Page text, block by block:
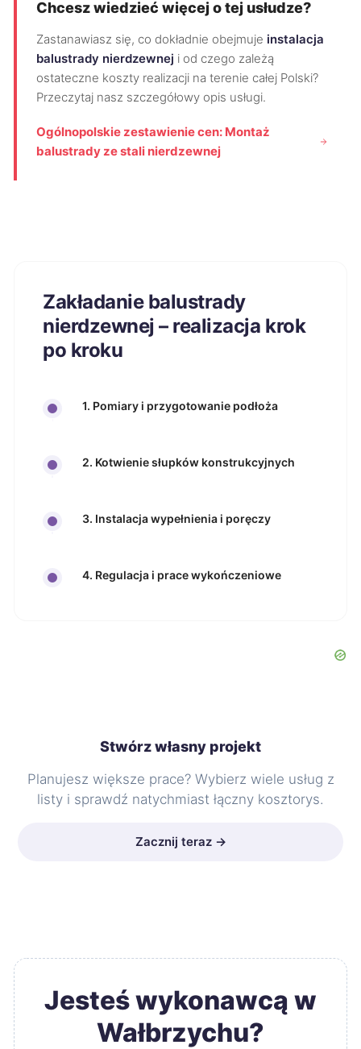
Chcesz wiedzieć więcej o tej usłudze?
Zastanawiasz się, co dokładnie obejmuje instalacja
balustrady nierdzewnej i od czego zależą
ostateczne koszty realizacji na terenie całej Polski?
Przeczytaj nasz szczegółowy opis usługi.
Ogólnopolskie zestawienie cen: Montaż
balustrady ze stali nierdzewnej
Zakładanie balustrady
nierdzewnej – realizacja krok
po kroku
1. Pomiary i przygotowanie podłoża
2. Kotwienie słupków konstrukcyjnych
3. Instalacja wypełnienia i poręczy
4. Regulacja i prace wykończeniowe
Stwórz własny projekt
Planujesz większe prace? Wybierz wiele usług z
listy i sprawdź natychmiast łączny kosztorys.
Zacznij teraz →
Jesteś wykonawcą w
Wałbrzychu?